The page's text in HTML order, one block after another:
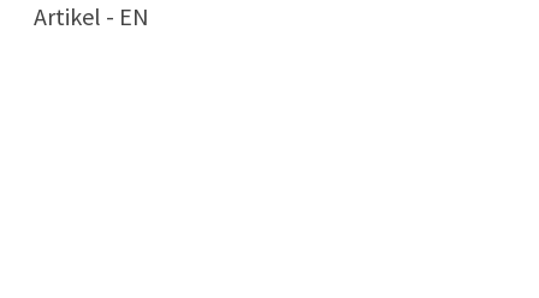
Artikel - EN